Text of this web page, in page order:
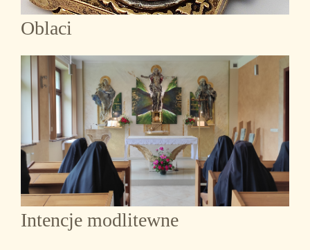
Oblaci
Intencje modlitewne